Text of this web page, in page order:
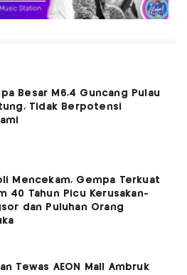
Besar M6,4 Guncang Pulau
Tidak Berpotensi
Mencekam, Gempa Terkuat
40 Tahun Picu Kerusakan-
dan Puluhan Orang
Tewas AEON Mall Ambruk